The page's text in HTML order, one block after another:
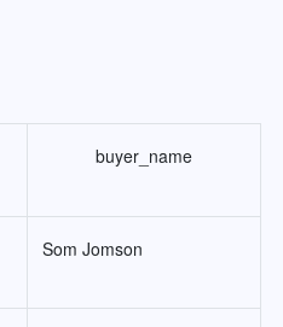
buyer_name
Som Jomson